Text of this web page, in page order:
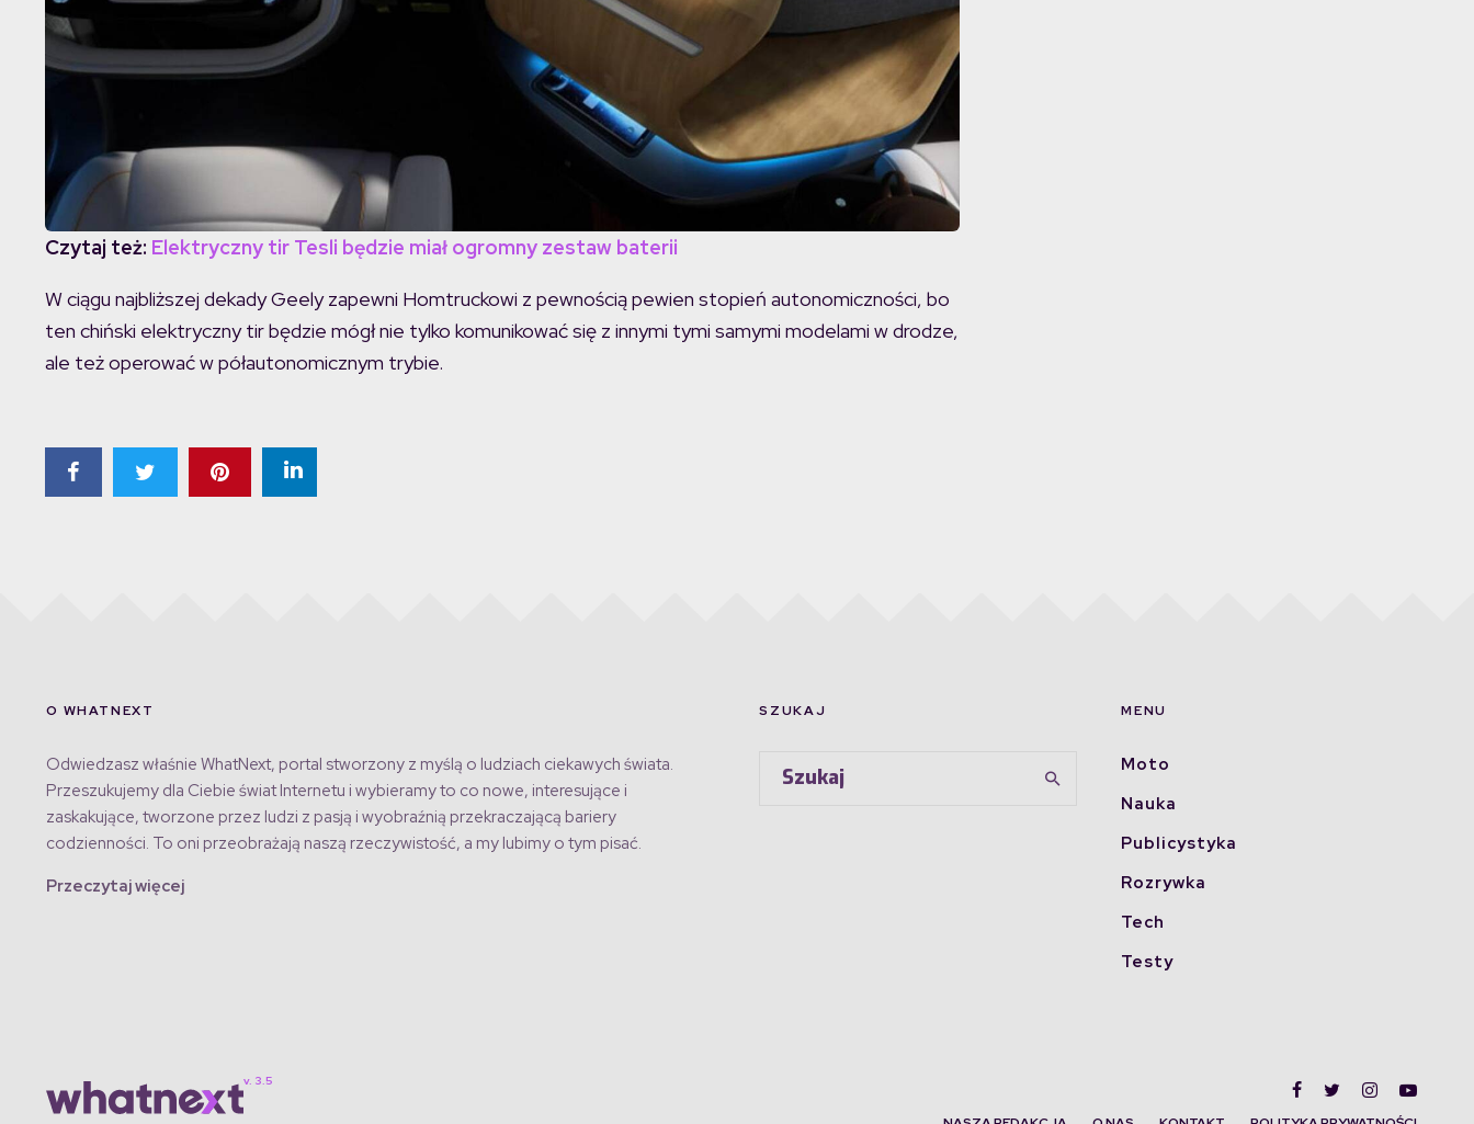
Czytaj też: Elektryczny tir Tesli będzie miał ogromny zestaw baterii
W ciągu najbliższej dekady Geely zapewni Homtruckowi z pewnością pewien stopień autonomiczności, bo
ten chiński elektryczny tir będzie mógł nie tylko komunikować się z innymi tymi samymi modelami w drodze,
ale też operować w półautonomicznym trybie.
O WHATNEXT
Odwiedzasz właśnie WhatNext, portal stworzony z myślą o ludziach ciekawych świata.
Przeszukujemy dla Ciebie świat Internetu i wybieramy to co nowe, interesujące i
zaskakujące, tworzone przez ludzi z pasją i wyobraźnią przekraczającą bariery
codzienności. To oni przeobrażają naszą rzeczywistość, a my lubimy o tym pisać.
Przeczytaj więcej
SZUKAJ MENU
Moto
Nauka
Publicystyka
Rozrywka
Tech
Testy